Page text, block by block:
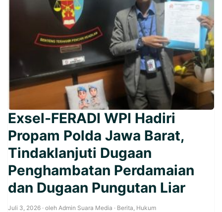
Exsel-FERADI WPI Hadiri
Propam Polda Jawa Barat,
Tindaklanjuti Dugaan
Penghambatan Perdamaian
dan Dugaan Pungutan Liar
Juli 3, 2026 · oleh Admin Suara Media · Berita, Hukum